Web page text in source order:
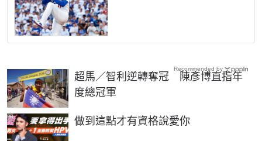
超馬／智利逆轉奪冠 陳彥博直指年
度總冠軍
做到這點才有資格說愛你
PR
Recommended by